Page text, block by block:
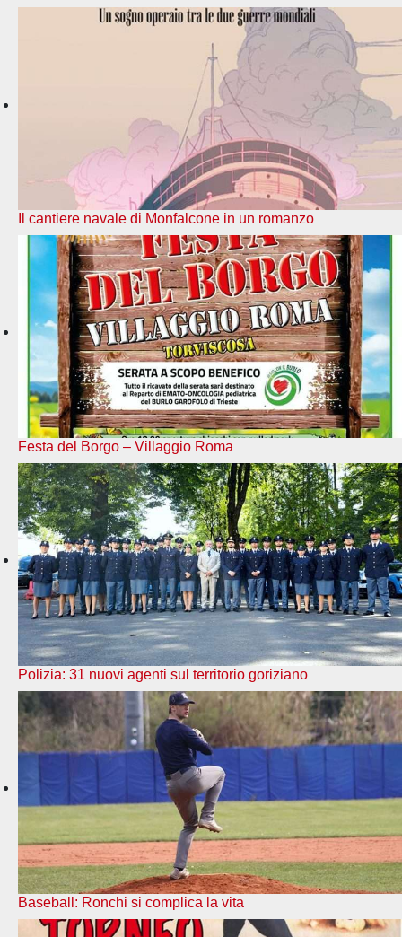
Il cantiere navale di Monfalcone in un romanzo
Festa del Borgo – Villaggio Roma
Polizia: 31 nuovi agenti sul territorio goriziano
Baseball: Ronchi si complica la vita